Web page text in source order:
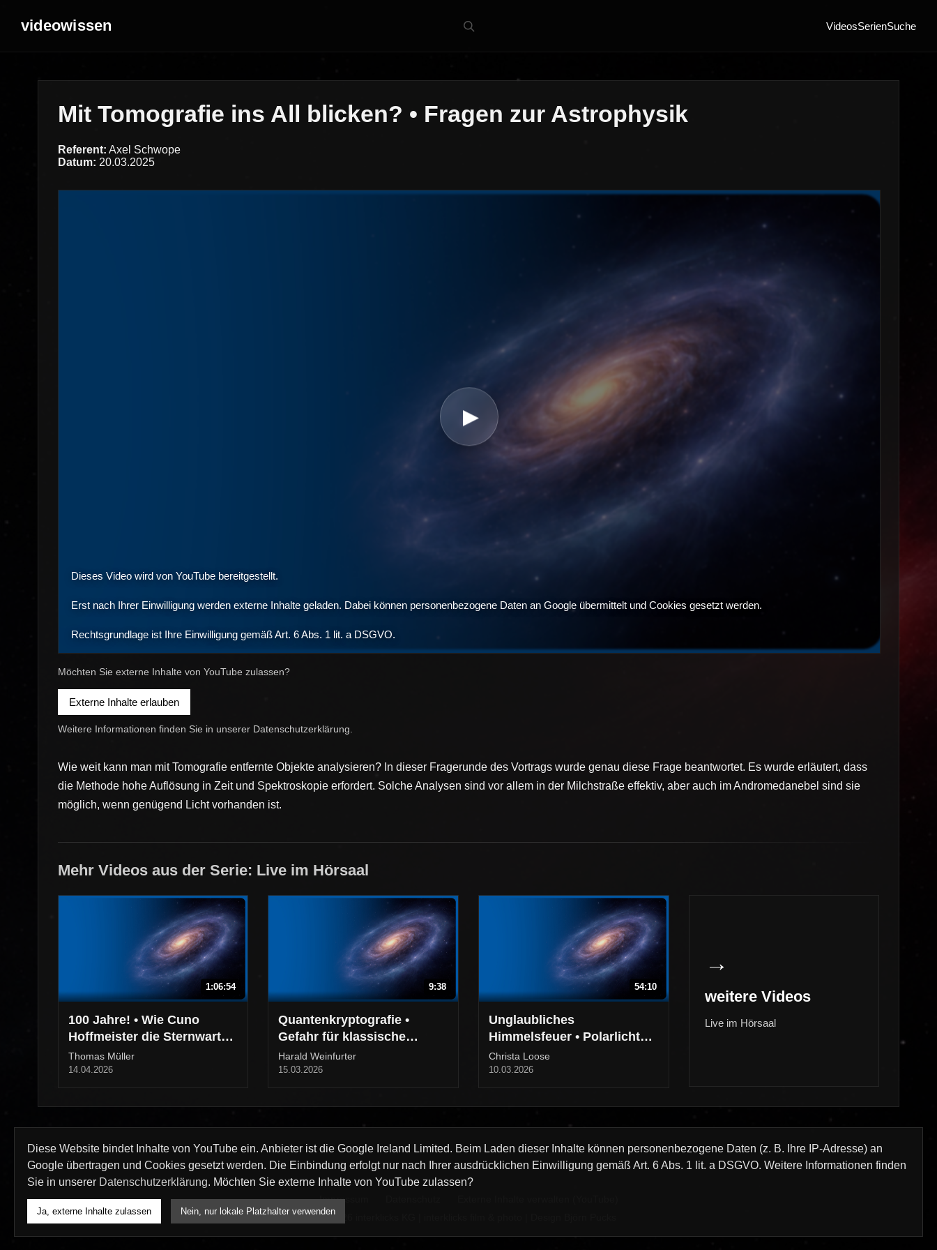
videowissen VideosSerienSuche
Mit Tomografie ins All blicken? • Fragen zur Astrophysik
Referent: Axel Schwope
Datum: 20.03.2025
▶
Dieses Video wird von YouTube bereitgestellt.
Erst nach Ihrer Einwilligung werden externe Inhalte geladen. Dabei können personenbezogene Daten an Google übermittelt und Cookies gesetzt werden.
Rechtsgrundlage ist Ihre Einwilligung gemäß Art. 6 Abs. 1 lit. a DSGVO.
Möchten Sie externe Inhalte von YouTube zulassen?
Externe Inhalte erlauben
Weitere Informationen finden Sie in unserer Datenschutzerklärung
Wie weit kann man mit Tomografie entfernte Objekte analysieren? In dieser Fragerunde des Vortrags wurde genau diese Frage beantwortet. Es wurde erläutert, dass
die Methode hohe Auflösung in Zeit und Spektroskopie erfordert. Solche Analysen sind vor allem in der Milchstraße effektiv, aber auch im Andromedanebel sind sie
möglich, wenn genügend Licht vorhanden ist.
Mehr Videos aus der Serie: Live im Hörsaal
1:06:54
100 Jahre! • Wie Cuno
Hoffmeister die Sternwarte
Sonneberg erschuf
Thomas Müller
14.04.2026
9:38
Quantenkryptografie •
Gefahr für klassische
Verschlüsselung
Harald Weinfurter
15.03.2026
54:10
Unglaubliches
Himmelsfeuer • Polarlichter
in Deutschland & Norwegen
Christa Loose
10.03.2026
→
weitere Videos
Live im Hörsaal
Impressum
© 2026 interklicks KG | interklicks film & photo | Design Björn Pucks
Diese Website bindet Inhalte von YouTube ein. Anbieter ist die Google Ireland Limited. Beim Laden dieser Inhalte können personenbezogene Daten (z. B. Ihre IP-Adresse) an
Google übertragen und Cookies gesetzt werden. Die Einbindung erfolgt nur nach Ihrer ausdrücklichen Einwilligung gemäß Art. 6 Abs. 1 lit. a DSGVO. Weitere Informationen finden
Sie in unserer Datenschutzerklärung. Möchten Sie externe Inhalte von YouTube zulassen?
Ja, externe Inhalte zulassen Nein, nur lokale Platzhalter verwenden